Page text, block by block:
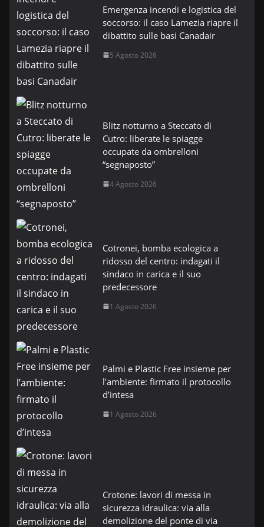
Emergenza incendi e logistica del
soccorso: il caso Lamezia riapre il
dibattito sulle basi Canadair
5 Agosto 2026
Blitz notturno a Steccato di
Cutro: liberate le spiagge
occupate da ombrelloni
“segnaposto”
4 Agosto 2026
Cotronei, bomba ecologica a
ridosso del centro: indagati il
sindaco in carica e il suo
predecessore
1 Agosto 2026
Palmi e Plastic Free insieme per
l’ambiente: firmato il protocollo
d’intesa
1 Agosto 2026
Crotone: lavori di messa in
sicurezza idraulica: via alla
demolizione del ponte di via